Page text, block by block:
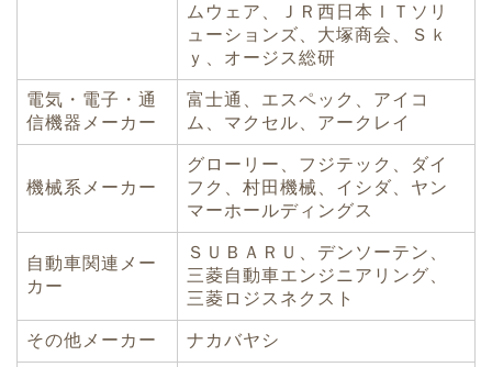
ムウェア、ＪＲ西日本ＩＴソリ
ューションズ、大塚商会、Ｓｋ
ｙ、オージス総研
電気・電子・通
信機器メーカー
富士通、エスペック、アイコ
ム、マクセル、アークレイ
機械系メーカー
グローリー、フジテック、ダイ
フク、村田機械、イシダ、ヤン
マーホールディングス
自動車関連メー
カー
ＳＵＢＡＲＵ、デンソーテン、
三菱自動車エンジニアリング、
三菱ロジスネクスト
その他メーカー ナカバヤシ